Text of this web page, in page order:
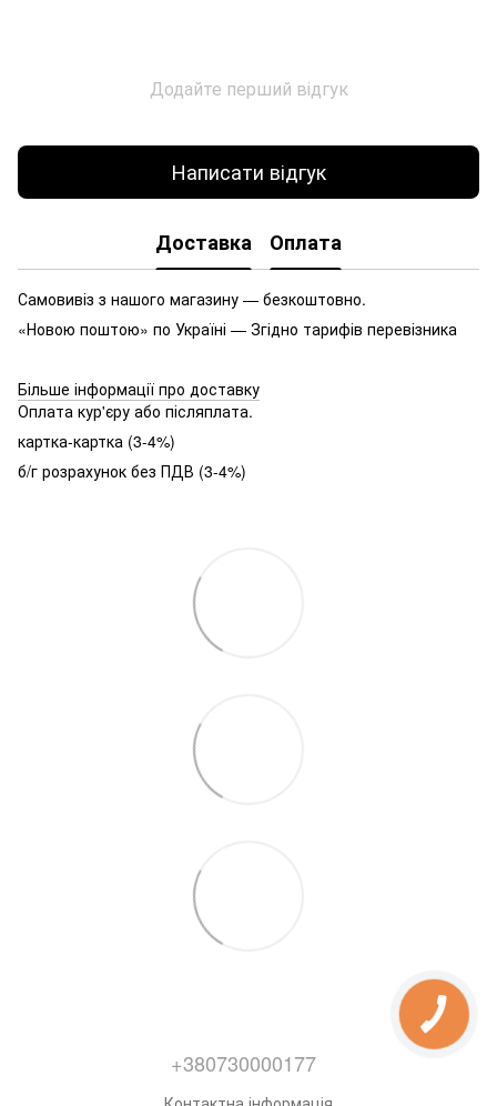
Додайте перший відгук
Написати відгук
Доставка Оплата
Самовивіз з нашого магазину — безкоштовно.
«Новою поштою» по Україні — Згідно тарифів перевізника
Більше інформації про доставку
Оплата кур'єру або післяплата.
картка-картка (3-4%)
б/г розрахунок без ПДВ (3-4%)
+380730000177